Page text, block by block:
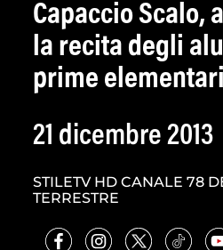
Capaccio Scalo,
la recita degli
prime elementari
21 dicembre 2013
STILETV HD CANALE 78
TERRESTRE